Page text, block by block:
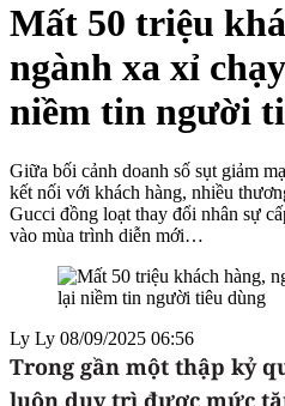
Mất 50 triệu
ngành xa xỉ
niềm tin người
Giữa bối cảnh doanh số sụt giảm
kết nối với khách hàng, nhiều
Gucci đồng loạt thay đổi nhân sự
vào mùa trình diễn mới…
Ly Ly 08/09/2025 06:56
Trong gần một thập kỷ
luôn duy trì được mức